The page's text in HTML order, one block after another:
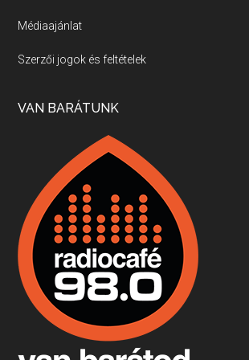
Villány, kékfrankos, Jackfall
Apr 17, 2026 • 00:35:38
Boston, teadélután, bab és homár
Apr 9, 2026 • 00:37:17
Fermentáljunk, a testünk
Apr 3, 2026 • 00:36:07
Médiaajánlat
Szerzői jogok és feltételek
VAN BARÁTUNK